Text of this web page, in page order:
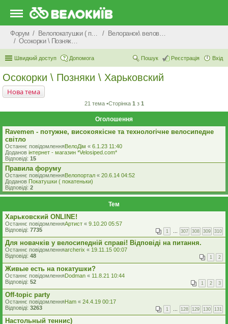
Форум Велопокатушки ( покатеньки), велопоходи, туризм.
Велоранок\ веловечір\ велодень \ велоніч
Осокорки \ Позняки \ Харьковский
Швидкий доступ Допомога Вхід
Реєстрація
Пошук
Осокорки \ Позняки \ Харьковский
Нова тема
21 тема •Сторінка 1 з 1
Оголошення
Ravemen - потужне, високоякісне та технологічне велосипедне
світло
Останнє повідомленняВелоДім « 6.1.23 11:40
Доданов iнтернет - магазин *Velosiped.com*
Відповіді: 15
Правила форуму
Останнє повідомленняВелопортал « 20.6.14 04:52
Доданов Покатушки ( покатеньки)
Відповіді: 2
Тем
Харьковский ONLINE!
Останнє повідомленняАртист « 9.10.20 05:57
Відповіді: 7735 1 … 307 308 309 310
Для новачків у велосипедній справі! Відповіді на питання.
Останнє повідомленняarcherix « 19.11.15 00:07
Відповіді: 48 1 2
Живые есть на покатушки?
Останнє повідомленняDodman « 11.8.21 10:44
Відповіді: 52 1 2 3
Off-topic party
Останнє повідомленняHam « 24.4.19 00:17
Відповіді: 3263 1 … 128 129 130 131
Настольный теннис)